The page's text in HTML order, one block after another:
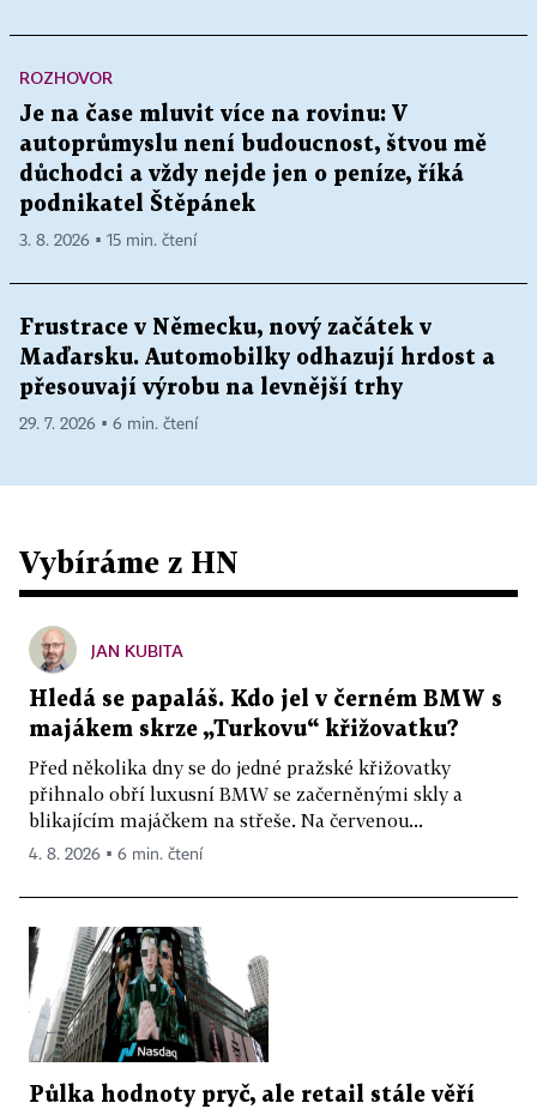
ROZHOVOR
Je na čase mluvit více na rovinu: V
autoprůmyslu není budoucnost, štvou mě
důchodci a vždy nejde jen o peníze, říká
podnikatel Štěpánek
3. 8. 2026 ▪ 15 min. čtení
Frustrace v Německu, nový začátek v
Maďarsku. Automobilky odhazují hrdost a
přesouvají výrobu na levnější trhy
29. 7. 2026 ▪ 6 min. čtení
Vybíráme z HN
JAN KUBITA
Hledá se papaláš. Kdo jel v černém BMW s
majákem skrze „Turkovu“ křižovatku?
Před několika dny se do jedné pražské křižovatky
přihnalo obří luxusní BMW se začerněnými skly a
blikajícím majáčkem na střeše. Na červenou...
4. 8. 2026 ▪ 6 min. čtení
Půlka hodnoty pryč, ale retail stále věří